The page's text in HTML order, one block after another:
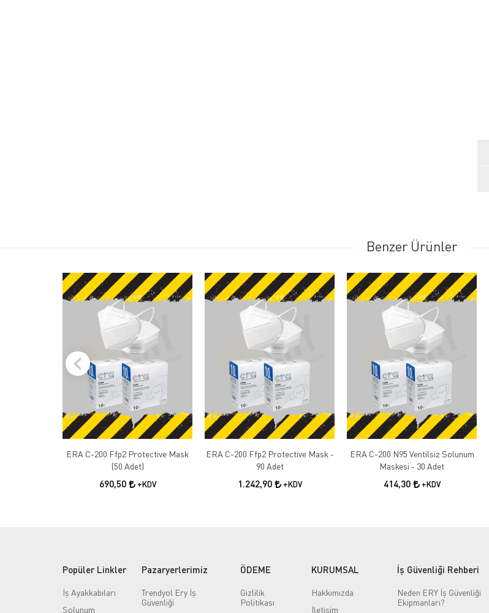
Benzer Ürünler
ERA C-200 Ffp2 Protective Mask
(50 Adet)
690,50 +KDV
ERA C-200 Ffp2 Protective Mask -
90 Adet
1.242,90 +KDV
ERA C-200 N95 Ventilsiz Solunum
Maskesi - 30 Adet
414,30 +KDV
Popüler Linkler
İş Ayakkabıları
Solunum
Pazaryerlerimiz
Trendyol Ery İş
Güvenliği
ÖDEME
Gizlilik
Politikası
KURUMSAL
Hakkımızda
İletişim
İş Güvenliği Rehberi
Neden ERY İş Güvenliği
Ekipmanları?